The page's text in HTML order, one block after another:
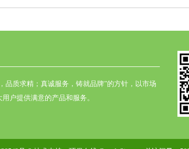
品质求精；真诚服务，铸就品牌”的方针，以市场
户提供满意的产品和服务。